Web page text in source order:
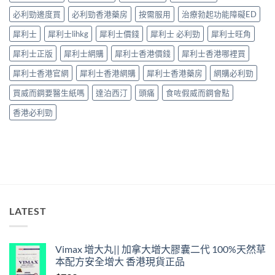
南：
30
分
見
效、
最
長
36
小
時、
正
購
安
全
性
整
解
析〉
中
必利勁邊度買 必利勁香港藥房 按需服用
治療勃起功能障礙ED
犀利士
犀利士lihkg 犀利士價錢 犀利士 必利勁
犀利士旺角
犀利士正版
犀利士網購 犀利士香港價錢
犀利士香港哪裡買
犀利士香港官網
犀利士香港網購 犀利士香港藥房
網購必利勁
買威而鋼要醫生紙嗎
達泊西汀 頭痛
食咗假威而鋼會點
香港必利勁
LATEST
Vimax 增大丸|| 加拿大增大膠囊二代 100%天然草
本配方安全增大 香港現貨正品